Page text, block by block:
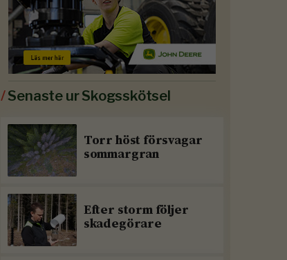
/Senaste ur Skogsskötsel
Torr höst försvagar
sommargran
Efter storm följer
skadegörare